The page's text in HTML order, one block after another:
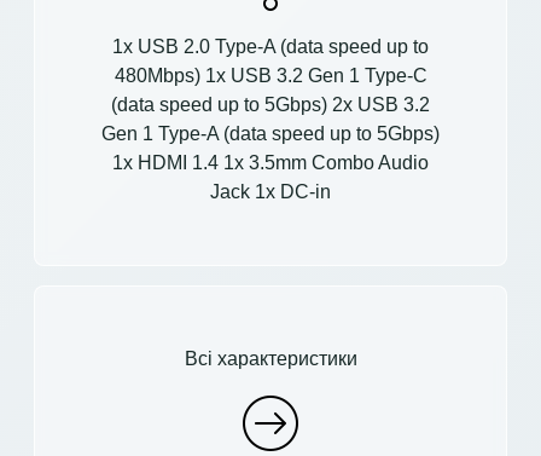
1x USB 2.0 Type-A (data speed up to
480Mbps) 1x USB 3.2 Gen 1 Type-C
(data speed up to 5Gbps) 2x USB 3.2
Gen 1 Type-A (data speed up to 5Gbps)
1x HDMI 1.4 1x 3.5mm Combo Audio
Jack 1x DC-in
Всі характеристики